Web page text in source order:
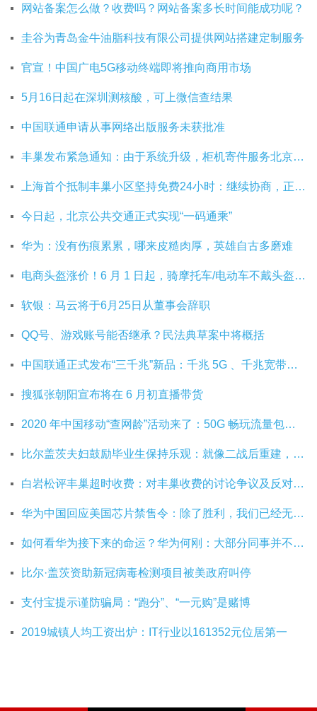
网站备案怎么做？收费吗？网站备案多长时间能成功呢？
圭谷为青岛金牛油脂科技有限公司提供网站搭建定制服务
官宣！中国广电5G移动终端即将推向商用市场
5月16日起在深圳测核酸，可上微信查结果
中国联通申请从事网络出版服务未获批准
丰巢发布紧急通知：由于系统升级，柜机寄件服务北京双向关停
上海首个抵制丰巢小区坚持免费24小时：继续协商，正在自建快递中转站
今日起，北京公共交通正式实现“一码通乘”
华为：没有伤痕累累，哪来皮糙肉厚，英雄自古多磨难
电商头盔涨价！6 月 1 日起，骑摩托车/电动车不戴头盔将被严查
软银：马云将于6月25日从董事会辞职
QQ号、游戏账号能否继承？民法典草案中将概括
中国联通正式发布“三千兆”新品：千兆 5G 、千兆宽带及千兆 Wi-Fi
搜狐张朝阳宣布将在 6 月初直播带货
2020 年中国移动“查网龄”活动来了：50G 畅玩流量包，钻石勋章宽带提速至 1000 M
比尔盖茨夫妇鼓励毕业生保持乐观：就像二战后重建，你们将引领潮流
白岩松评丰巢超时收费：对丰巢收费的讨论争议及反对其实是件好事
华为中国回应美国芯片禁售令：除了胜利，我们已经无路可走
如何看华为接下来的命运？华为何刚：大部分同事并不悲观
比尔·盖茨资助新冠病毒检测项目被美政府叫停
支付宝提示谨防骗局：“跑分”、“一元购”是赌博
2019城镇人均工资出炉：IT行业以161352元位居第一